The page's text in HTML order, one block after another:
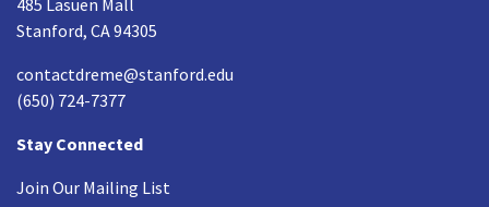
485 Lasuen Mall
Stanford, CA 94305
contactdreme@stanford.edu
(650) 724-7377
Stay Connected
Join Our Mailing List